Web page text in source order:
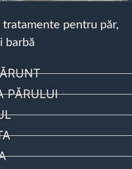
tratamente pentru păr,
barbă
PĂRULUI